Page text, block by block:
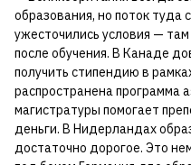
образования, но поток туда
ужесточились условия —
после обучения. В Канаде
получить стипендию в
распространена программа
магистратуры помогает
деньги. В Нидерландах
достаточно дорогое. Это